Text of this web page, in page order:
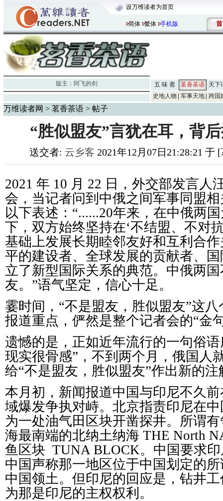
设万维读者为首页
简体 繁体 手机版 首
版主： 阿飞的剑 五 味 斋 茗香茶语
天下
史地人物
军事天地 跨国
万维读者网 > 茗香茶语 > 帖子
“胜似盟友”言犹在耳，背
送交者: 云乡客 2021年12月07日21:28:21 于
2021 年 10 月 22 日，外交部发言人
会，当记者问到中俄之间军事同盟
以下表述：“......20年来，在中俄两
下，双方始终坚持在‘不结盟、不对
基础上发展长期睦邻友好和互利合
平的建设者、全球发展的贡献者、
立了新型国际关系的典范。中俄两
友。”语气坚定，信心十足。
霎时间，“不是盟友，胜似盟友”这
报道重点，俨然是整个记者会的“金
遗憾的是，正如近年流行的一句俗
现实很骨感”，不到两个月，俄国人
给“不是盟友，胜似盟友”作出新的注
本月初，新闻报道中国与印尼不久
域爆发争执对峙。北京指责印尼在
为一处油气田区块开凿探井。所谓
海最南端的北纳土纳海 THE North
鱼区块 TUNA BLOCK。中国要求
中国声称那一地区位于中国划定的
中国领土。但印尼的回应是，钻井
为那是印尼的主权权利。